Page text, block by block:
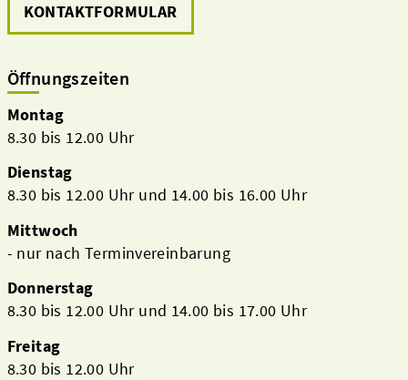
KONTAKTFORMULAR
Öffnungszeiten
Montag
8.30 bis 12.00 Uhr
Dienstag
8.30 bis 12.00 Uhr und 14.00 bis 16.00 Uhr
Mittwoch
- nur nach Terminvereinbarung
Donnerstag
8.30 bis 12.00 Uhr und 14.00 bis 17.00 Uhr
Freitag
8.30 bis 12.00 Uhr